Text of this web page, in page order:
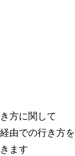
方に関して
経由での行き方を
ます